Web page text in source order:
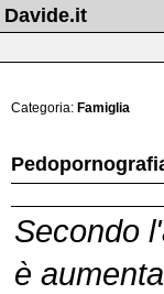
Davide.it
Categoria: Famiglia
Secondo
è